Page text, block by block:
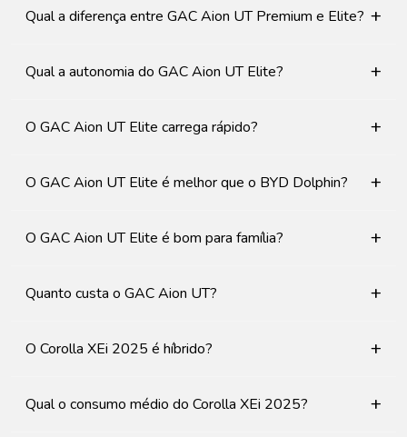
Qual a diferença entre GAC Aion UT Premium e Elite? +
Qual a autonomia do GAC Aion UT Elite? +
O GAC Aion UT Elite carrega rápido? +
O GAC Aion UT Elite é melhor que o BYD Dolphin? +
O GAC Aion UT Elite é bom para família? +
Quanto custa o GAC Aion UT? +
O Corolla XEi 2025 é híbrido? +
Qual o consumo médio do Corolla XEi 2025? +